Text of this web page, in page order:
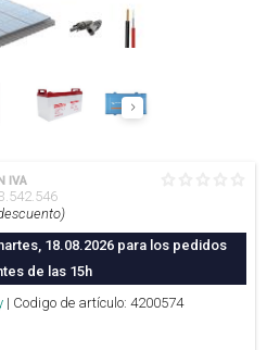
IVA
18.08.2026 para los pedidos
de las 15h
| Codigo de artículo: 4200574